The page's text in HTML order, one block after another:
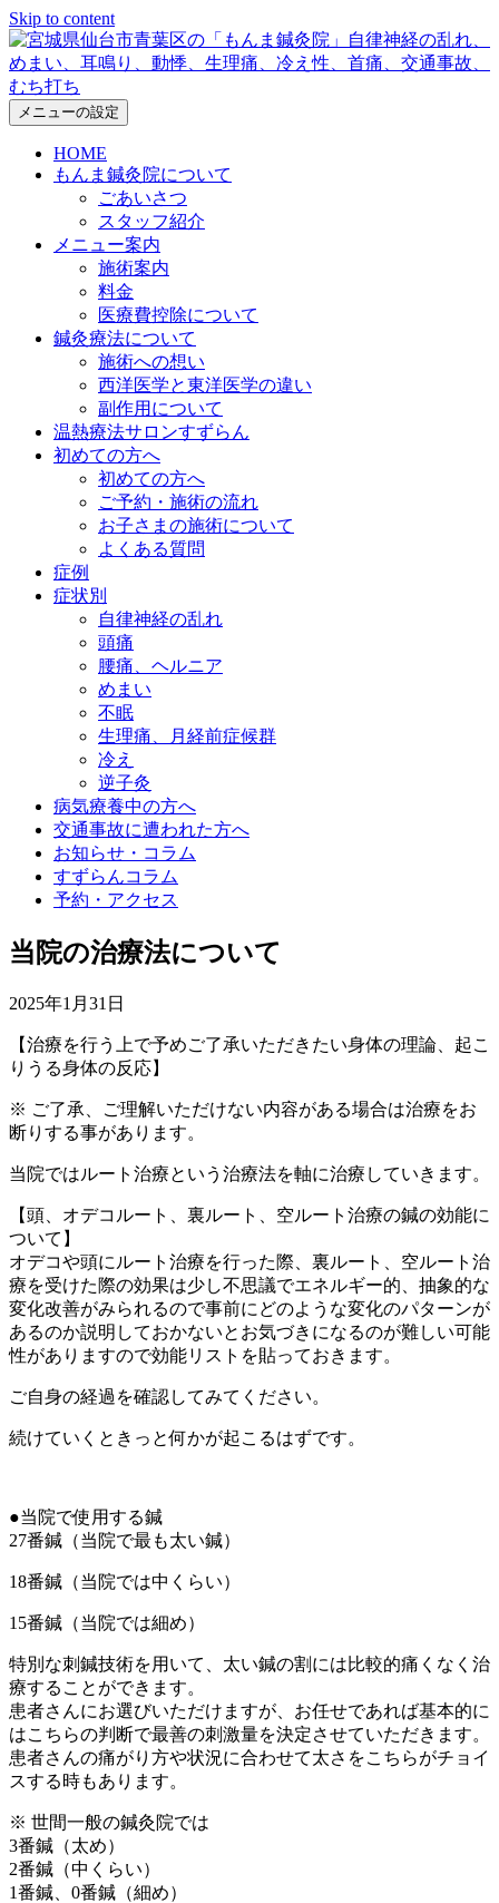
Skip to content
メニューの設定
HOME
もんま鍼灸院について
ごあいさつ
スタッフ紹介
メニュー案内
施術案内
料金
医療費控除について
鍼灸療法について
施術への想い
西洋医学と東洋医学の違い
副作用について
温熱療法サロンすずらん
初めての方へ
初めての方へ
ご予約・施術の流れ
お子さまの施術について
よくある質問
症例
症状別
自律神経の乱れ
頭痛
腰痛、ヘルニア
めまい
不眠
生理痛、月経前症候群
冷え
逆子灸
病気療養中の方へ
交通事故に遭われた方へ
お知らせ・コラム
すずらんコラム
予約・アクセス
当院の治療法について
2025年1月31日
【治療を行う上で予めご了承いただきたい身体の理論、起こ
りうる身体の反応】
※ ご了承、ご理解いただけない内容がある場合は治療をお
断りする事があります。
当院ではルート治療という治療法を軸に治療していきます。
【頭、オデコルート、裏ルート、空ルート治療の鍼の効能に
ついて】
オデコや頭にルート治療を行った際、裏ルート、空ルート治
療を受けた際の効果は少し不思議でエネルギー的、抽象的な
変化改善がみられるので事前にどのような変化のパターンが
あるのか説明しておかないとお気づきになるのが難しい可能
性がありますので効能リストを貼っておきます。
ご自身の経過を確認してみてください。
続けていくときっと何かが起こるはずです。
●当院で使用する鍼
27番鍼（当院で最も太い鍼）
18番鍼（当院では中くらい）
15番鍼（当院では細め）
特別な刺鍼技術を用いて、太い鍼の割には比較的痛くなく治
療することができます。
患者さんにお選びいただけますが、お任せであれば基本的に
はこちらの判断で最善の刺激量を決定させていただきます。
患者さんの痛がり方や状況に合わせて太さをこちらがチョイ
スする時もあります。
※ 世間一般の鍼灸院では
3番鍼（太め）
2番鍼（中くらい）
1番鍼、0番鍼（細め）